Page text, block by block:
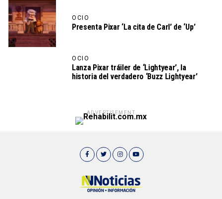
OCIO
Presenta Pixar ‘La cita de Carl’ de ‘Up’
OCIO
Lanza Pixar tráiler de ‘Lightyear’, la
historia del verdadero ‘Buzz Lightyear’
ADVERTISEMENT